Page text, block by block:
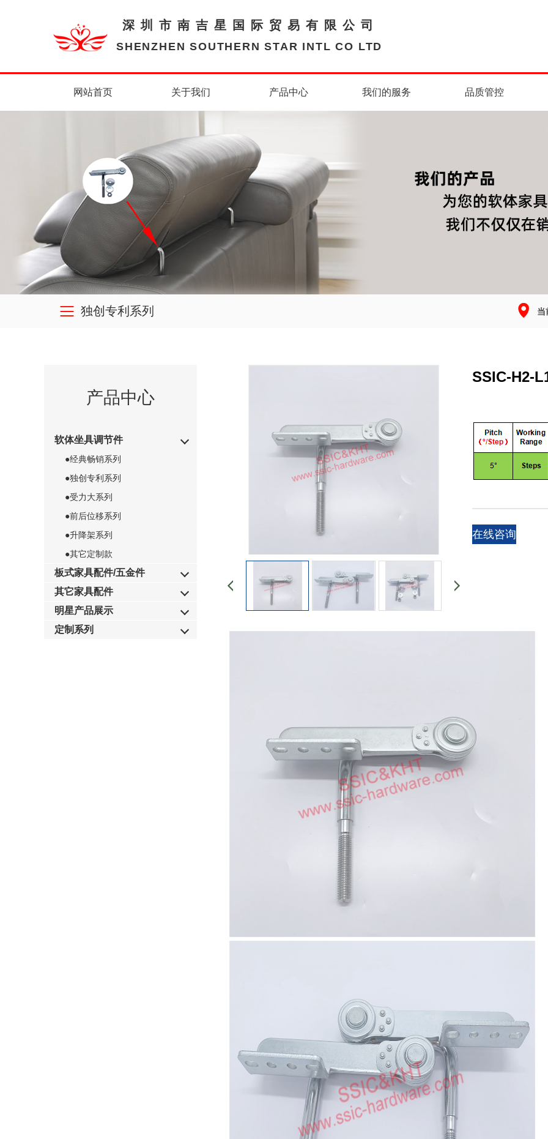
深圳市南吉星国际贸易有限公司
SHENZHEN SOUTHERN STAR INTL CO LTD
网站首页 关于我们 产品中心 我们的服务 品质管控
 当
 独创专利系列
产品中心
软体坐具调节件
●经典畅销系列
●独创专利系列
●受力大系列
●前后位移系列
●升降架系列
●其它定制款
板式家具配件/五金件
其它家具配件
明星产品展示
定制系列
SSIC-H2-
在线咨询